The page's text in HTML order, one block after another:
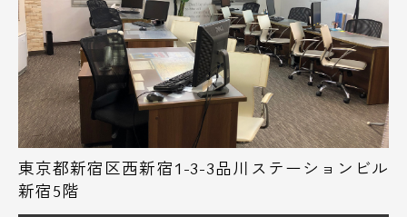
東京都新宿区西新宿1-3-3品川ステーションビル
新宿5階